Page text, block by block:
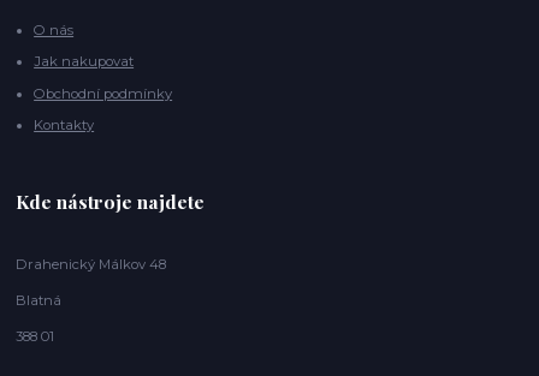
O nás
Jak nakupovat
Obchodní podmínky
Kontakty
Kde nástroje najdete
Drahenický Málkov 48
Blatná
388 01